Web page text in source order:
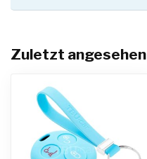
Zuletzt angesehen